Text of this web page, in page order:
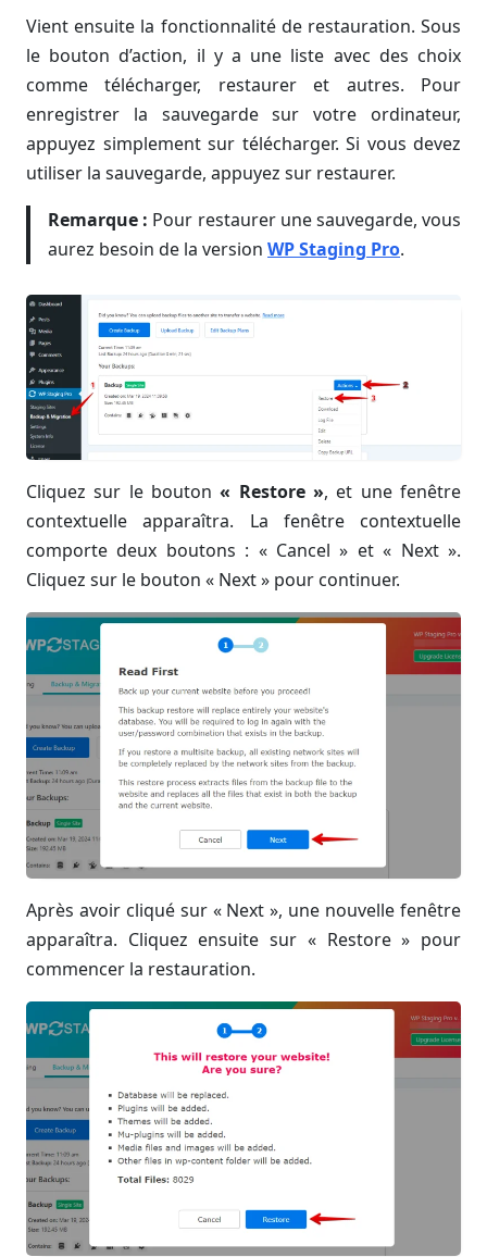
Vient ensuite la fonctionnalité de restauration. Sous
le bouton d’action, il y a une liste avec des choix
comme télécharger, restaurer et autres. Pour
enregistrer la sauvegarde sur votre ordinateur,
appuyez simplement sur télécharger. Si vous devez
utiliser la sauvegarde, appuyez sur restaurer.
Remarque : Pour restaurer une sauvegarde, vous
aurez besoin de la version WP Staging Pro.
Cliquez sur le bouton« Restore », et une fenêtre
contextuelle apparaîtra. La fenêtre contextuelle
comporte deux boutons : « Cancel » et « Next ».
Cliquez sur le bouton « Next » pour continuer.
Après avoir cliqué sur « Next », une nouvelle fenêtre
apparaîtra. Cliquez ensuite sur « Restore » pour
commencer la restauration.